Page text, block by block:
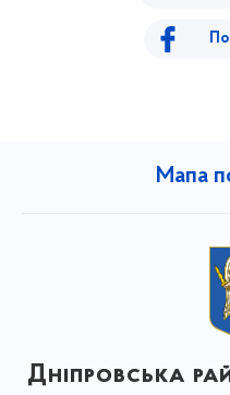
Мапа
Дніпровська